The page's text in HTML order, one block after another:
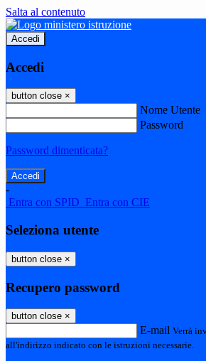
Salta al contenuto
Accedi
Accedi
button close ×
Nome Utente
Password
Password dimenticata?
-
Entra con SPID Entra con CIE
Seleziona utente
button close ×
Recupero password
button close ×
E-mail Verrà
all'indirizzo indicato con le istruzioni necessarie.